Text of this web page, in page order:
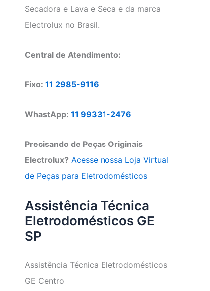
Secadora e Lava e Seca e da marca
Electrolux no Brasil.
Central de Atendimento:
Fixo: 11 2985-9116
WhastApp: 11 99331-2476
Precisando de Peças Originais
Electrolux? Acesse nossa Loja Virtual
de Peças para Eletrodomésticos
Assistência Técnica
Eletrodomésticos GE
SP
Assistência Técnica Eletrodomésticos
GE Centro